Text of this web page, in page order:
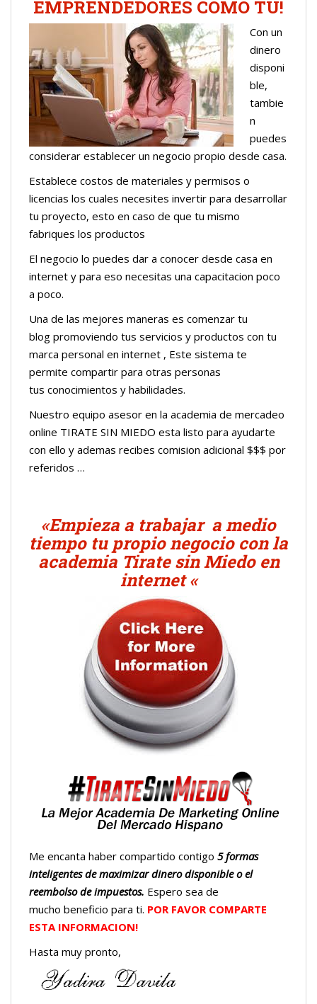
EMPRENDEDORES COMO TU!
Con un
dinero
disponi
ble,
tambie
n
puedes
considerar establecer un negocio propio desde casa.
Establece costos de materiales y permisos o
licencias los cuales necesites invertir para desarrollar
tu proyecto, esto en caso de que tu mismo
fabriques los productos
El negocio lo puedes dar a conocer desde casa en
internet y para eso necesitas una capacitacion poco
a poco.
Una de las mejores maneras es comenzar tu
blog promoviendo tus servicios y productos con tu
marca personal en internet , Este sistema te
permite compartir para otras personas
tus conocimientos y habilidades.
Nuestro equipo asesor en la academia de mercadeo
online TIRATE SIN MIEDO esta listo para ayudarte
con ello y ademas recibes comision adicional $$$ por
referidos …
«Empieza a trabajar a medio
tiempo tu propio negocio con la
academia Tirate sin Miedo en
internet «
Me encanta haber compartido contigo 5 formas
inteligentes de maximizar dinero disponible o el
reembolso de impuestos. Espero sea de
mucho beneficio para ti. POR FAVOR COMPARTE
ESTA INFORMACION!
Hasta muy pronto,